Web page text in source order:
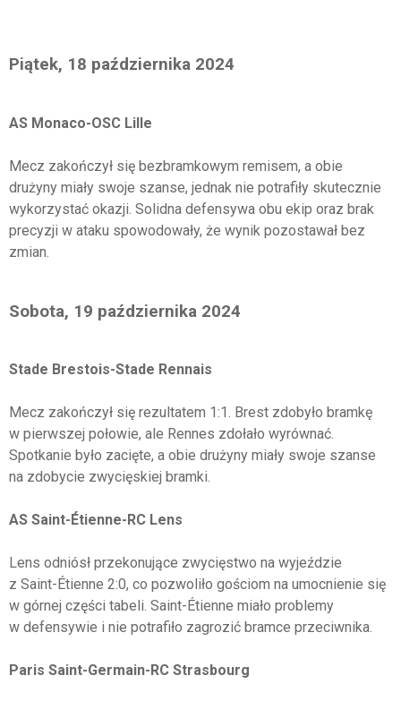
Piątek, 18 października 2024
AS Monaco-OSC Lille
Mecz zakończył się bezbramkowym remisem, a obie
drużyny miały swoje szanse, jednak nie potrafiły skutecznie
wykorzystać okazji. Solidna defensywa obu ekip oraz brak
precyzji w ataku spowodowały, że wynik pozostawał bez
zmian.
Sobota, 19 października 2024
Stade Brestois-Stade Rennais
Mecz zakończył się rezultatem 1:1. Brest zdobyło bramkę
w pierwszej połowie, ale Rennes zdołało wyrównać.
Spotkanie było zacięte, a obie drużyny miały swoje szanse
na zdobycie zwycięskiej bramki.
AS Saint-Étienne-RC Lens
Lens odniósł przekonujące zwycięstwo na wyjeździe
z Saint-Étienne 2:0, co pozwoliło gościom na umocnienie się
w górnej części tabeli. Saint-Étienne miało problemy
w defensywie i nie potrafiło zagrozić bramce przeciwnika.
Paris Saint-Germain-RC Strasbourg